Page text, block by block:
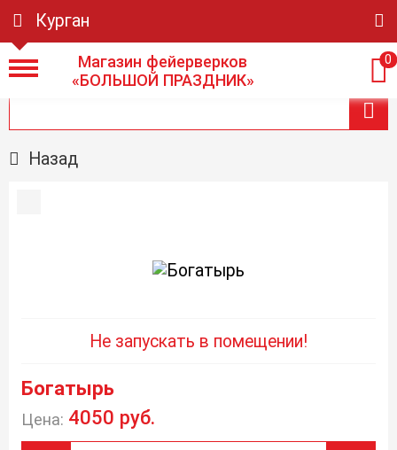
Курган
Магазин фейерверков
«БОЛЬШОЙ ПРАЗДНИК»
0
Назад
Не запускать в помещении!
Богатырь
Цена: 4050 руб.